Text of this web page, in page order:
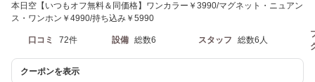
本日空【いつもオフ無料＆同価格】ワンカラー￥3990/マグネット・ニュアン
ス・ワンホン￥4990/持ち込み￥5990
口コミ 72件 設備 総数6 スタッフ 総数6人
クーポンを表示